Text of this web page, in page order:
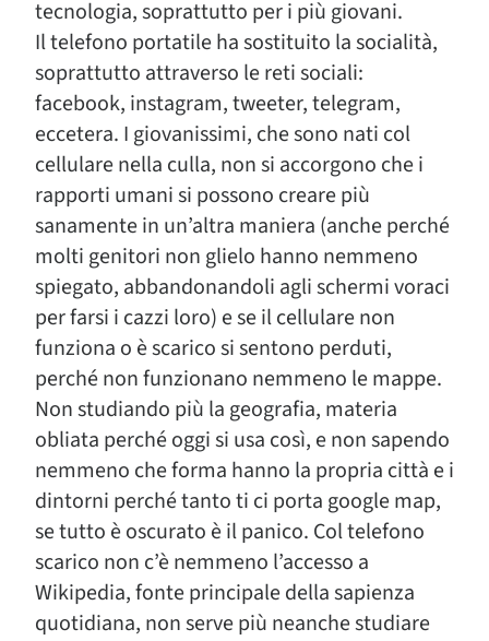
tecnologia, soprattutto per i più giovani.
Il telefono portatile ha sostituito la socialità,
soprattutto attraverso le reti sociali:
facebook, instagram, tweeter, telegram,
eccetera. I giovanissimi, che sono nati col
cellulare nella culla, non si accorgono che i
rapporti umani si possono creare più
sanamente in un’altra maniera (anche perché
molti genitori non glielo hanno nemmeno
spiegato, abbandonandoli agli schermi voraci
per farsi i cazzi loro) e se il cellulare non
funziona o è scarico si sentono perduti,
perché non funzionano nemmeno le mappe.
Non studiando più la geografia, materia
obliata perché oggi si usa così, e non sapendo
nemmeno che forma hanno la propria città e i
dintorni perché tanto ti ci porta google map,
se tutto è oscurato è il panico. Col telefono
scarico non c’è nemmeno l’accesso a
Wikipedia, fonte principale della sapienza
quotidiana, non serve più neanche studiare